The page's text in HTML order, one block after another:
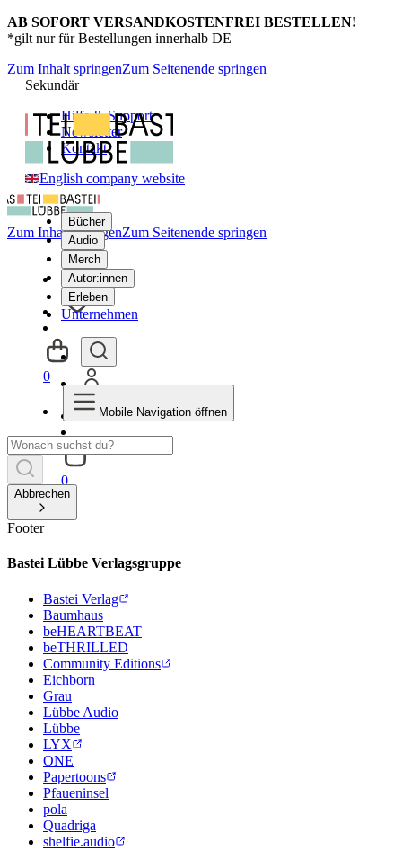
AB SOFORT VERSANDKOSTENFREI BESTELLEN!
*gilt nur für Bestellungen innerhalb DE
Zum Inhalt springenZum Seitenende springen
Sekundär
Hilfe & Support
Newsletter
Kontakt
English company website
Bücher
Audio
Merch
Autor:innen
Erleben
Unternehmen
0
Zum Inhalt springenZum Seitenende springen
0
Mobile Navigation öffnen
Abbrechen
Footer
Bastei Lübbe Verlagsgruppe
Bastei Verlag
Baumhaus
beHEARTBEAT
beTHRILLED
Community Editions
Eichborn
Grau
Lübbe Audio
Lübbe
LYX
ONE
Papertoons
Pfaueninsel
pola
Quadriga
shelfie.audio